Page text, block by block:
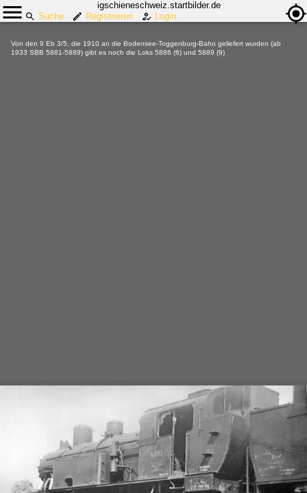
igschieneschweiz.startbilder.de
Suche
Registrieren Login
Von den 9 Eb 3/5, die 1910 an die Bodensee-Toggenburg-Bahn geliefert wurden (ab
1933 SBB 5881-5889) gibt es noch die Loks 5886 (6) und 5889 (9)